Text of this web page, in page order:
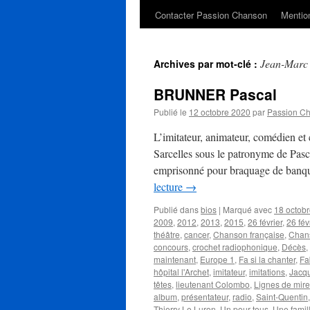
Contacter Passion Chanson
Archives par mot-clé : Jean-
BRUNNER Pascal
Publié le 12 octobre 2020 par Passion
L’imitateur, animateur, comédien
Sarcelles sous le patronyme de
emprisonné pour braquage de
lecture →
Publié dansbios | Marqué avec 18
2009, 2012, 2013, 2015, 26 février, 26
théâtre, cancer, Chanson française,
concours, crochet radiophonique, Décès,
maintenant, Europe 1 , Fa si la chanter,
hôpital l'Archet, imitateur, imitations,
têtes, lieutenant Colombo, Lignes de mire
album, présentateur, radio, Saint-Quentin,